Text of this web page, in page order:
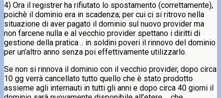
4) Ora il registrer ha rifiutato lo spostamento (correttamente),
poichè il dominio era in scadenza; per cui ci si ritrovo nella
situazione di aver pagato il dominio sul nuovo provider ma
non farcene nulla e al vecchio provider spettano i diritti di
gestione della pratica .. in soldini poveri il rinnovo del dominio
per un’altro anno senza poi effettivamente utilizzarlo.
Se non si rinnova il dominio con il vecchio provider, dopo circa
10 gg verrà cancellato tutto quello che è stato prodotto
assieme agli internauti in tutti gli anni e dopo circa 40 giorni il